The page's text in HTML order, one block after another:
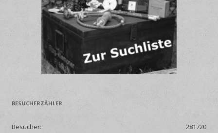
BESUCHERZÄHLER
281720
Besucher: